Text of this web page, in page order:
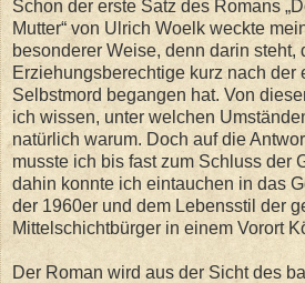
Schon der erste Satz des Romans
Mutter“ von Ulrich Woelk weckte
besonderer Weise, denn darin steht,
Erziehungsberechtige kurz nach der
Selbstmord begangen hat. Von
ich wissen, unter welchen
natürlich warum. Doch auf die
musste ich bis fast zum Schluss der
dahin konnte ich eintauchen in das
der 1960er und dem Lebensstil der
Mittelschichtbürger in einem Vorort
Der Roman wird aus der Sicht des